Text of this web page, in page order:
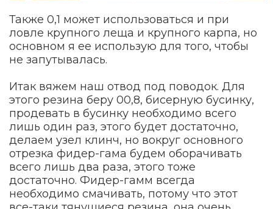
Также 0,1 может использоваться и при
ловле крупного леща и крупного карпа, но
основном я ее использую для того, чтобы
не запутывалась.
Итак вяжем наш отвод под поводок. Для
этого резина беру 00,8, бисерную бусинку,
продевать в бусинку необходимо всего
лишь один раз, этого будет достаточно,
делаем узел клинч, но вокруг основного
отрезка фидер-гама будем оборачивать
всего лишь два раза, этого тоже
достаточно. Фидер-гамм всегда
необходимо смачивать, потому что этот